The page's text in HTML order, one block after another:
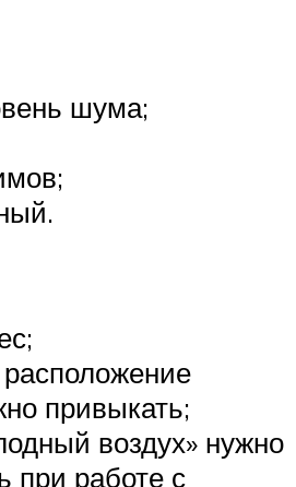
шума;
привыкать;
воздух» нужно
при работе с